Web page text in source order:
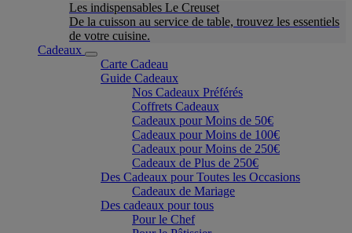
Les indispensables Le Creuset
De la cuisson au service de table, trouvez les essentiels
de votre cuisine.
Cadeaux
Carte Cadeau
Guide Cadeaux
Nos Cadeaux Préférés
Coffrets Cadeaux
Cadeaux pour Moins de 50€
Cadeaux pour Moins de 100€
Cadeaux pour Moins de 250€
Cadeaux de Plus de 250€
Des Cadeaux pour Toutes les Occasions
Cadeaux de Mariage
Des cadeaux pour tous
Pour le Chef